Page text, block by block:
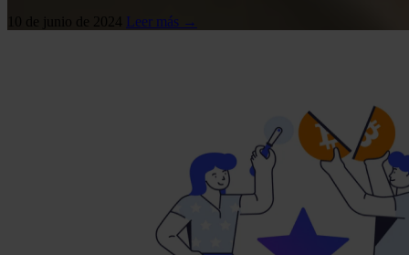
10 de junio de 2024 Leer más →